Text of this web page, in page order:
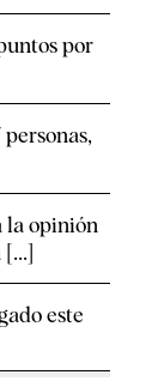
por
la opinión
este